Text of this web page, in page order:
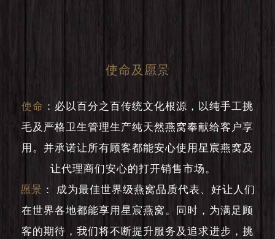
使命及愿景
使命 ： 必以百分之百传统文化根源，以纯手工挑
毛及严格卫生管理生产纯天然燕窝奉献给客户享
用。并承诺让所有顾客都能安心使用星宸燕窝及
让代理商们安心的打开销售市场。
愿景 ：
成为最佳世界级燕窝品质代表、好让人们
在世界各地都能享用星宸燕窝。同时，为满足顾
客的期待，我们将不断提升服务及追求进步，挑